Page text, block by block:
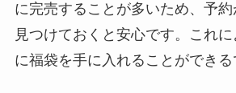
に完売することが多いため、予
見つけておくと安心です。これ
に福袋を手に入れることができる